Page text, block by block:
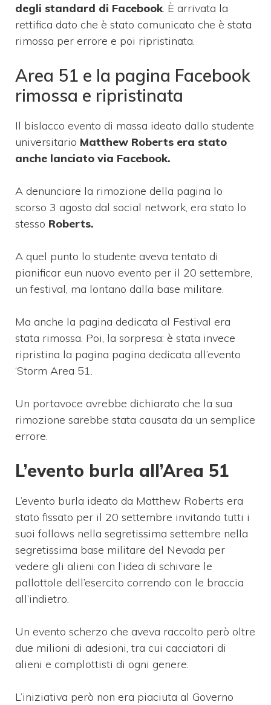
degli standard di Facebook. È arrivata la
rettifica dato che è stato comunicato che è stata
rimossa per errore e poi ripristinata.
Area 51 e la pagina Facebook
rimossa e ripristinata
Il bislacco evento di massa ideato dallo studente
universitario Matthew Roberts era stato
anche lanciato via Facebook.
A denunciare la rimozione della pagina lo
scorso 3 agosto dal social network, era stato lo
stesso Roberts.
A quel punto lo studente aveva tentato di
pianificar eun nuovo evento per il 20 settembre,
un festival, ma lontano dalla base militare.
Ma anche la pagina dedicata al Festival era
stata rimossa. Poi, la sorpresa: è stata invece
ripristina la pagina pagina dedicata all’evento
‘Storm Area 51.
Un portavoce avrebbe dichiarato che la sua
rimozione sarebbe stata causata da un semplice
errore.
L’evento burla all’Area 51
L’evento burla ideato da Matthew Roberts era
stato fissato per il 20 settembre invitando tutti i
suoi follows nella segretissima settembre nella
segretissima base militare del Nevada per
vedere gli alieni con l’idea di schivare le
pallottole dell’esercito correndo con le braccia
all’indietro.
Un evento scherzo che aveva raccolto però oltre
due milioni di adesioni, tra cui cacciatori di
alieni e complottisti di ogni genere.
L’iniziativa però non era piaciuta al Governo